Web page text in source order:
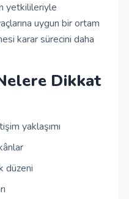
yetkilileriyle
uygun bir ortam
karar sürecini daha
Dikkat
yaklaşımı
düzeni